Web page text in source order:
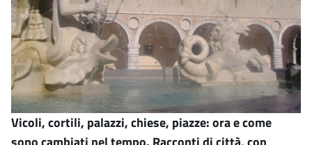
Vicoli, cortili, palazzi, chiese, piazze: ora e come